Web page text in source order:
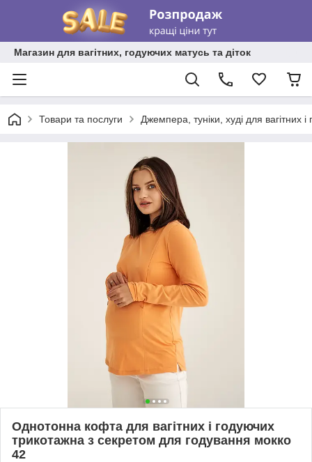
Магазин для вагітних, годуючих матусь та діток
Товари та послуги Джемпера, туніки, худі для вагітних
Однотонна кофта для вагітних і годуючих
трикотажна з секретом для годування мокко
42